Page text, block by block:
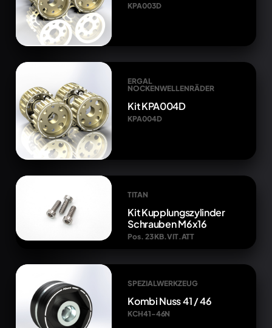
KPA003D
ERGAL
NOCKENWELLENRÄDER
Kit KPA004D
KPA004D
TITAN
Kit Kupplungszylinder
Schrauben M6x16
Pos. 23 KB.VIT.ATT
SPEZIALWERKZEUG
Kombi Nuss 41 / 46
KCH41-46N